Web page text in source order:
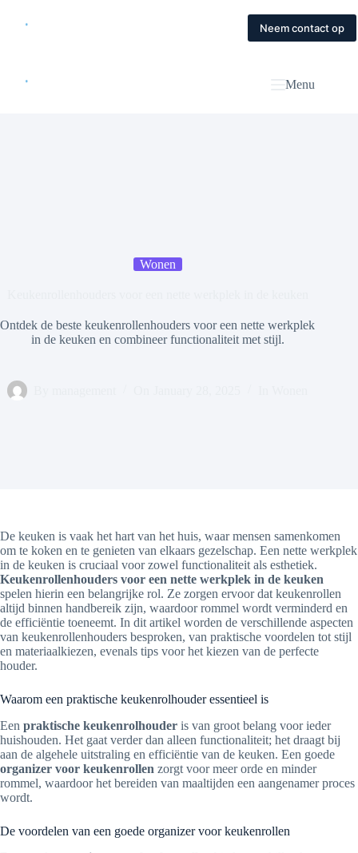
Contact
Neem contact op
Menu
Wonen
Ontdek de beste keukenrollenhouders voor een nette werkplek
in de keuken en combineer functionaliteit met stijl.
De keuken is vaak het hart van het huis, waar mensen samenkomen
om te koken en te genieten van elkaars gezelschap. Een nette werkplek
in de keuken is cruciaal voor zowel functionaliteit als esthetiek.
Keukenrollenhouders voor een nette werkplek in de keuken
spelen hierin een belangrijke rol. Ze zorgen ervoor dat keukenrollen
altijd binnen handbereik zijn, waardoor rommel wordt verminderd en
de efficiëntie toeneemt. In dit artikel worden de verschillende aspecten
van keukenrollenhouders besproken, van praktische voordelen tot stijl
en materiaalkiezen, evenals tips voor het kiezen van de perfecte
houder.
Waarom een praktische keukenrolhouder essentieel is
Een praktische keukenrolhouder is van groot belang voor ieder
huishouden. Het gaat verder dan alleen functionaliteit; het draagt bij
aan de algehele uitstraling en efficiëntie van de keuken. Een goede
organizer voor keukenrollen zorgt voor meer orde en minder
rommel, waardoor het bereiden van maaltijden een aangenamer proces
wordt.
De voordelen van een goede organizer voor keukenrollen